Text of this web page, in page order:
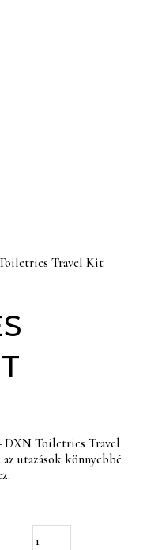
Travel Kit
DXN Toiletries Travel
utazások könnyebbé